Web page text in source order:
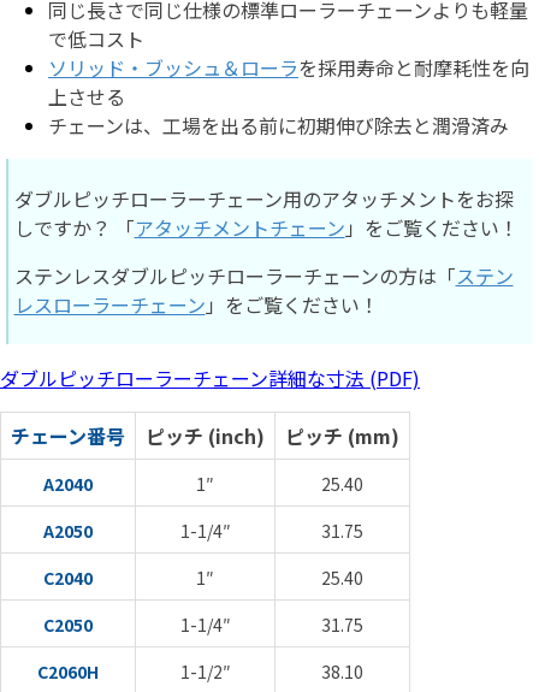
同じ長さで同じ仕様の標準ローラーチェーンよりも軽量
で低コスト
ソリッド・ブッシュ＆ローラを採用寿命と耐摩耗性を向
上させる
チェーンは、工場を出る前に初期伸び除去と潤滑済み
ダブルピッチローラーチェーン用のアタッチメントをお探
しですか？ 「アタッチメントチェーン 」をご覧ください！
ステンレスダブルピッチローラーチェーンの方は「ステン
レスローラーチェーン 」をご覧ください！
ダブルピッチローラーチェーン詳細な寸法 (PDF)
チェーン番号
ピッチ (inch) ピッチ (mm)
A2040 1″
25.40
A2050
1-1/4″
31.75
C2040
1″
25.40
C2050
1-1/4″
31.75
C2060H
1-1/2″
38.10